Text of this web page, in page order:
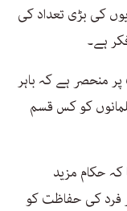
کی بڑی تعداد کی
ہے۔
منحصر ہے کہ باہر
کو کس قسم
کہ حکام مزید
فرد کی حفاظت کو